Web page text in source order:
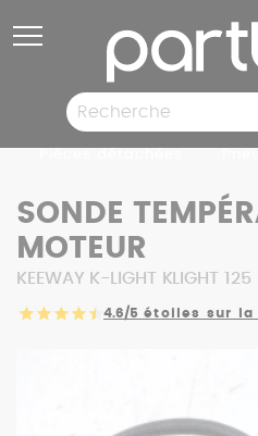
SONDE
MOTEUR
KEEWAY K-LIGHT KLIGHT
4.6/5 étoiles sur la